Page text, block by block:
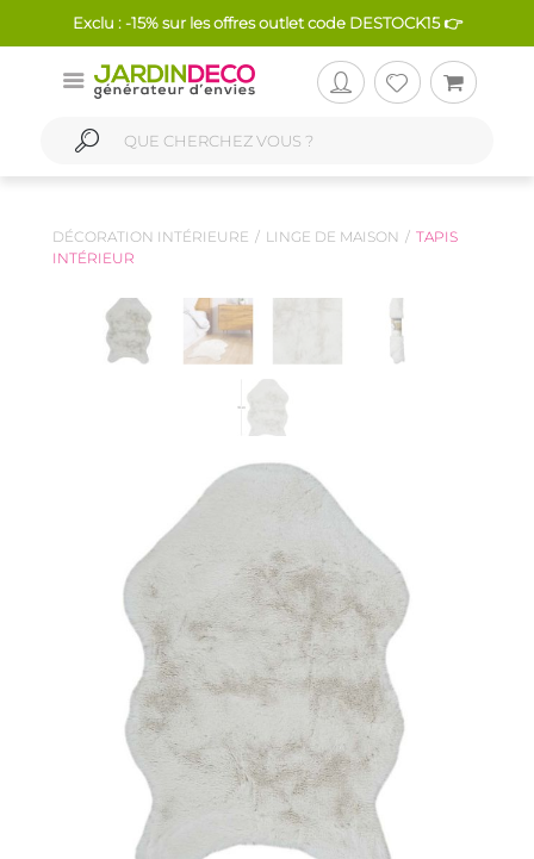
Exclu : -15% sur les offres outlet code DESTOCK15 👉
DÉCORATION INTÉRIEURE LINGE DE MAISON
TAPIS
INTÉRIEUR